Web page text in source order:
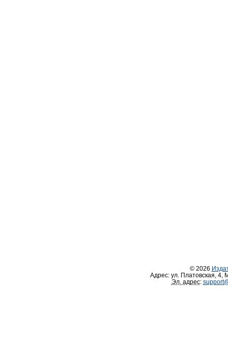
© 2026
Адрес: ул. Платовская, 4
Эл. адрес: